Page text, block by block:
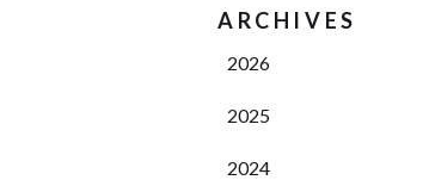
ARCHIVES
2026
2025
2024